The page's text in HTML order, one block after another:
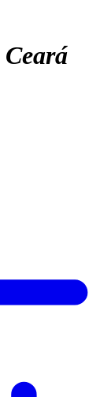
Ceará